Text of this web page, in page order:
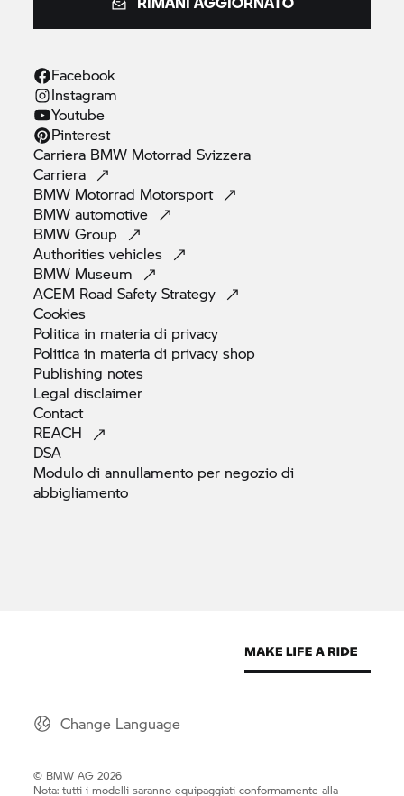
Facebook
Instagram
Youtube
Pinterest
Carriera BMW Motorrad Svizzera
Carriera
BMW Motorrad Motorsport
BMWautomotive
BMWGroup
Authoritiesvehicles
BMW Museum
ACEM Road SafetyStrategy
Cookies
Politica in materia di privacy
Politica in materia di privacyshop
Publishing notes
Legaldisclaimer
Contact
REACH
DSA
Modulo di annullamento per negozio di
abbigliamento
Change Language
© BMW AG 2026
Nota: tutti i modelli saranno equipaggiati conformamente alla